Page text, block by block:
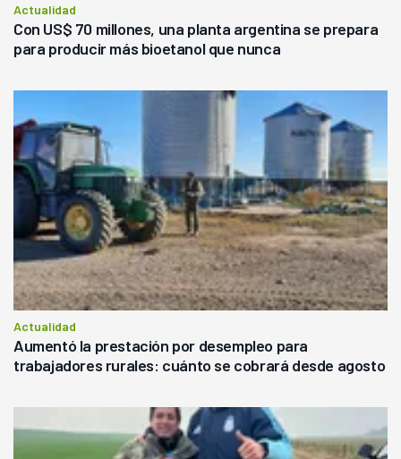
Actualidad
Con US$ 70 millones, una planta argentina se prepara
para producir más bioetanol que nunca
Actualidad
Aumentó la prestación por desempleo para
trabajadores rurales: cuánto se cobrará desde agosto